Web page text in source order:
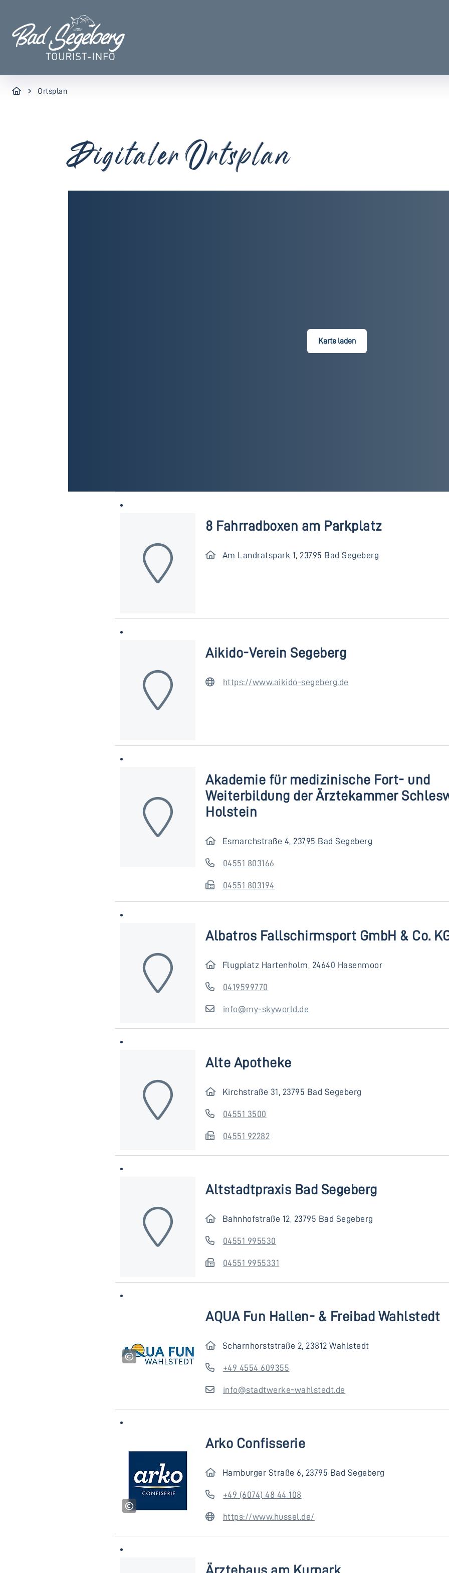
Ortsplan
Digitaler Ortsplan
Karte laden
8 Fahrradboxen am Parkplatz
Am Landratspark 1, 23795 Bad Segeberg
Aikido-Verein Segeberg
https://www.aikido-segeberg.de
Akademie für medizinische Fort- und
Weiterbildung der Ärztekammer
Holstein
Esmarchstraße 4, 23795 Bad Segeberg
04551 803166
04551 803194
Albatros Fallschirmsport GmbH & Co.
Flugplatz Hartenholm, 24640 Hasenmoor
0419599770
info@my-skyworld.de
Alte Apotheke
Kirchstraße 31, 23795 Bad Segeberg
04551 3500
04551 92282
Altstadtpraxis Bad Segeberg
Bahnhofstraße 12, 23795 Bad Segeberg
04551 995530
04551 9955331
AQUA Fun Hallen- & Freibad Wahlstedt
Scharnhorststraße 2, 23812 Wahlstedt
+49 4554 609355
info@stadtwerke-wahlstedt.de
Arko Confisserie
Hamburger Straße 6, 23795 Bad Segeberg
+49 (6074) 48 44 108
https://www.hussel.de/